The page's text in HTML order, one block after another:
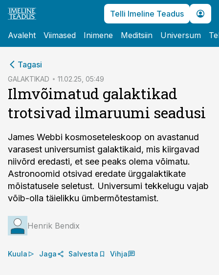
Telli Imeline Teadus
Avaleht Viimased Inimene Meditsiin Universum
Tagasi
GALAKTIKAD 11.02.25, 05:49
Ilmvõimatud galaktikad
trotsivad ilmaruumi seadusi
James Webbi kosmoseteleskoop on avastanud
varasest universumist galaktikaid, mis kiirgavad
niivõrd eredasti, et see peaks olema võimatu.
Astronoomid otsivad eredate ürggalaktikate
mõistatusele seletust. Universumi tekkelugu vajab
võib-olla täielikku ümbermõtestamist.
Henrik Bendix
Kuula Jaga Salvesta Vihja